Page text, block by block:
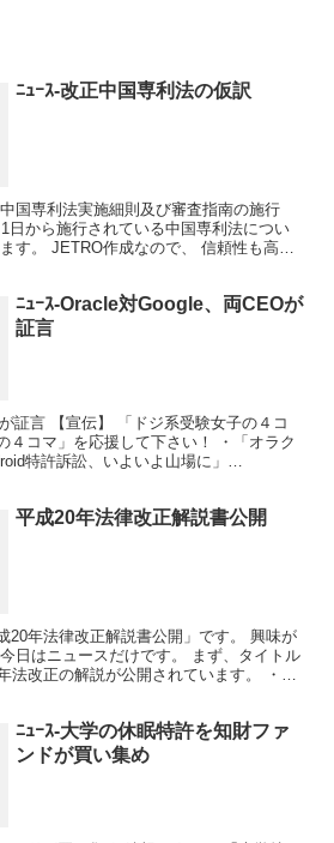
ﾆｭｰｽ-改正中国専利法の仮訳
国専利法実施細則及び審査指南の施行
1日から施行されている中国専利法につい
す。 JETRO作成なので、 信頼性も高い
ﾆｭｰｽ-Oracle対Google、両CEOが
証言
証言 【宣伝】 「ドジ系受験女子の４コ
４コマ」を応援して下さい！ ・「オラク
特許訴訟、いよいよ山場に」
平成20年法律改正解説書公開
20年法律改正解説書公開」です。 興味が
日はニュースだけです。 まず、タイトル
法改正の解説が公開されています。 ・平
ﾆｭｰｽ-大学の休眠特許を知財ファ
ンドが買い集め